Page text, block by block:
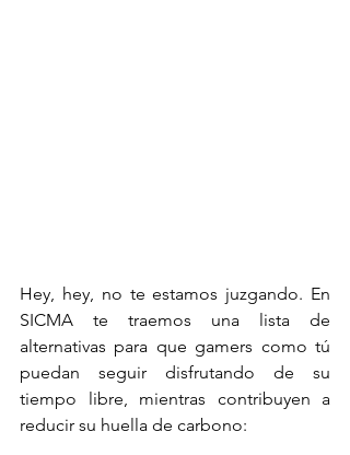
Hey, hey, no te estamos juzgando. En
SICMA te traemos una lista de
alternativas para que gamers como tú
puedan seguir disfrutando de su
tiempo libre, mientras contribuyen a
reducir su huella de carbono: